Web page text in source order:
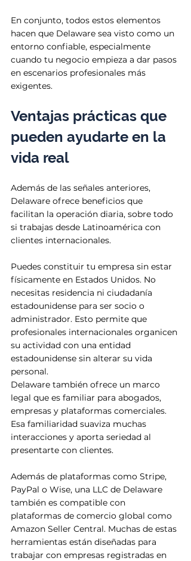
En conjunto, todos estos elementos
hacen que Delaware sea visto como un
entorno confiable, especialmente
cuando tu negocio empieza a dar pasos
en escenarios profesionales más
exigentes.
Ventajas prácticas que
pueden ayudarte en la
vida real
Además de las señales anteriores,
Delaware ofrece beneficios que
facilitan la operación diaria, sobre todo
si trabajas desde Latinoamérica con
clientes internacionales.
Puedes constituir tu empresa sin estar
físicamente en Estados Unidos. No
necesitas residencia ni ciudadanía
estadounidense para ser socio o
administrador. Esto permite que
profesionales internacionales organicen
su actividad con una entidad
estadounidense sin alterar su vida
personal.
Delaware también ofrece un marco
legal que es familiar para abogados,
empresas y plataformas comerciales.
Esa familiaridad suaviza muchas
interacciones y aporta seriedad al
presentarte con clientes.
Además de plataformas como Stripe,
PayPal o Wise, una LLC de Delaware
también es compatible con
plataformas de comercio global como
Amazon Seller Central. Muchas de estas
herramientas están diseñadas para
trabajar con empresas registradas en